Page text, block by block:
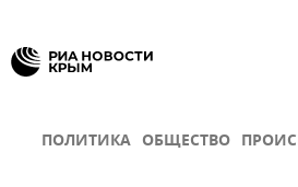
ПОЛИТИКА ОБЩЕСТВО